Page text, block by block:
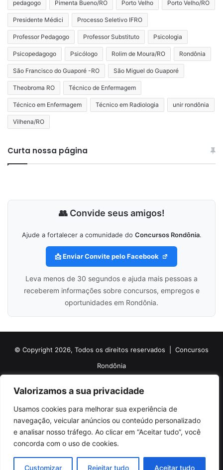
Valorizamos a sua privacidade
Usamos cookies para melhorar sua experiência de
navegação, veicular anúncios ou conteúdo personalizado
e analisar nosso tráfego. Ao clicar em “Aceitar tudo”, você
concorda com o uso de cookies.
Customizar Rejeitar tudo Aceitar tudo
pedagogo Pimenta Bueno/RO Porto Velho Porto Velho/RO
Presidente Médici Processo Seletivo IFRO
Professor Pedagogo Professor Substituto Psicologia
Psicopedagogo Psicólogo Rolim de Moura/RO Rondônia
São Francisco do Guaporé -RO São Miguel do Guaporé
Theobroma RO Técnico de Enfermagem
Técnico em Enfermagem Técnico em Radiologia unir rondônia
Vilhena/RO
Curta nossa página
👥 Convide seus amigos!
Ajude a fortalecer a comunidade do Concursos Rondônia.
📩 Enviar Convite pelo Facebook
Leva menos de 30 segundos e ajuda mais pessoas a
receberem informações sobre concursos, empregos e
oportunidades em Rondônia.
© Copyright 2026, Todos os direitos reservados | Concursos
Rondônia
Sobre o Concursos Rondônia
Siga nossas redes sociais
Web Stories Anuncie
Facebook
X PinterestLinkedinYouTubeInstagramTelegramTikTok
WhatsApp